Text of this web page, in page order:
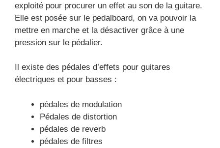
exploité pour procurer un effet au son de la guitare.
Elle est posée sur le pedalboard, on va pouvoir la
mettre en marche et la désactiver grâce à une
pression sur le pédalier.
Il existe des pédales d’effets pour guitares
électriques et pour basses :
pédales de modulation
Pédales de distortion
pédales de reverb
pédales de filtres